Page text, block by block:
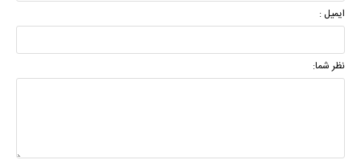
ایمیل :
نظر شما: